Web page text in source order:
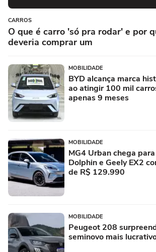
CARROS
O que é carro 'só pra rodar' e por
deveria comprar um
MOBILIDADE
BYD alcança marca
ao atingir 100 mil
apenas 9 meses
MOBILIDADE
MG4 Urban chega
Dolphin e Geely EX2
de R$ 129.990
MOBILIDADE
Peugeot 208
seminovo mais